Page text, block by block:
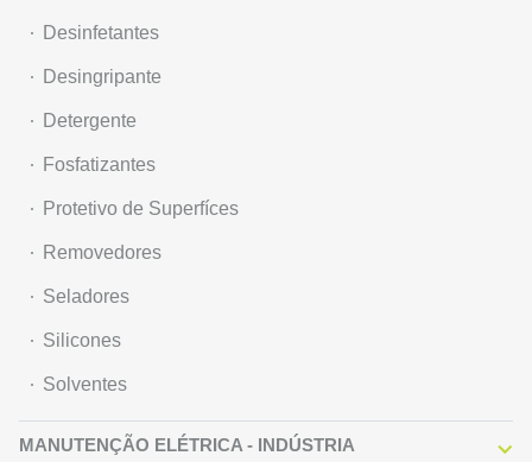
Desinfetantes
Desingripante
Detergente
Fosfatizantes
Protetivo de Superfíces
Removedores
Seladores
Silicones
Solventes
MANUTENÇÃO ELÉTRICA - INDÚSTRIA